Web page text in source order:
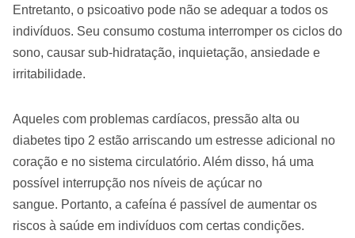
Entretanto, o psicoativo pode não se adequar a todos os
indivíduos. Seu consumo costuma interromper os ciclos do
sono, causar sub-hidratação, inquietação, ansiedade e
irritabilidade.
Aqueles com problemas cardíacos, pressão alta ou
diabetes tipo 2 estão arriscando um estresse adicional no
coração e no sistema circulatório. Além disso, há uma
possível interrupção nos níveis de açúcar no
sangue. Portanto, a cafeína é passível de aumentar os
riscos à saúde em indivíduos com certas condições.